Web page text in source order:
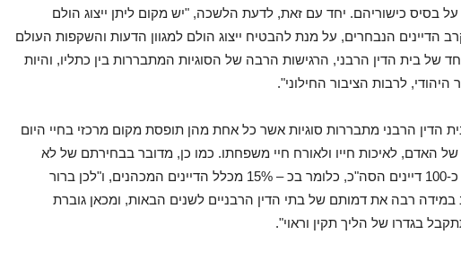
על בסיס כישוריהם. יחד עם זאת, לדעת הלשכה, "יש מקום ליתן ייצוג הולם
הדיינים הנבחרים, על מנת להבטיח ייצוג הולם למגוון הדעות והשקפות העולם
של בית הדין הרבני, הרגישות הרבה של הסוגיות המתבררות בין כתליו, והיות
לרבות הציבור החילוני".
הדין הרבני מתבררות סוגיות אשר כל אחת מהן תופסת מקום מרכזי בחיי היום
של האדם, לאיכות חייו ולאורח חיי משפחתו. כמו כן, מדובר בבחירתם של לא
פחות מ-15 דיינים חדשים, מתוך כ-100 דיינים הסה"כ, כלומר בכ – 15% מכלל הדיינים המכהנים, ו"לכן ברור
רבה את דמותם של בתי הדין הרבניים לשנים הבאות, ומכאן גוברת
בגדרו של הליך תקין וראוי".